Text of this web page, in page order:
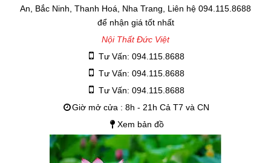
An, Bắc Ninh, Thanh Hoá, Nha Trang, Liên hệ 094.115.8688
để nhận giá tốt nhất
Nội Thất Đức Việt
Tư Vấn: 094.115.8688
Tư Vấn: 094.115.8688
Tư Vấn: 094.115.8688
Giờ mở cửa : 8h - 21h Cả T7 và CN
Xem bản đồ